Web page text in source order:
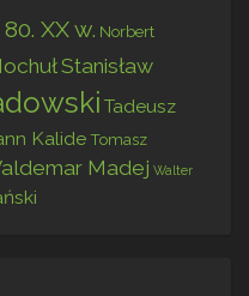
XX w. Norbert
Stanisław
Tadeusz
KalideTomasz
Madej Walter